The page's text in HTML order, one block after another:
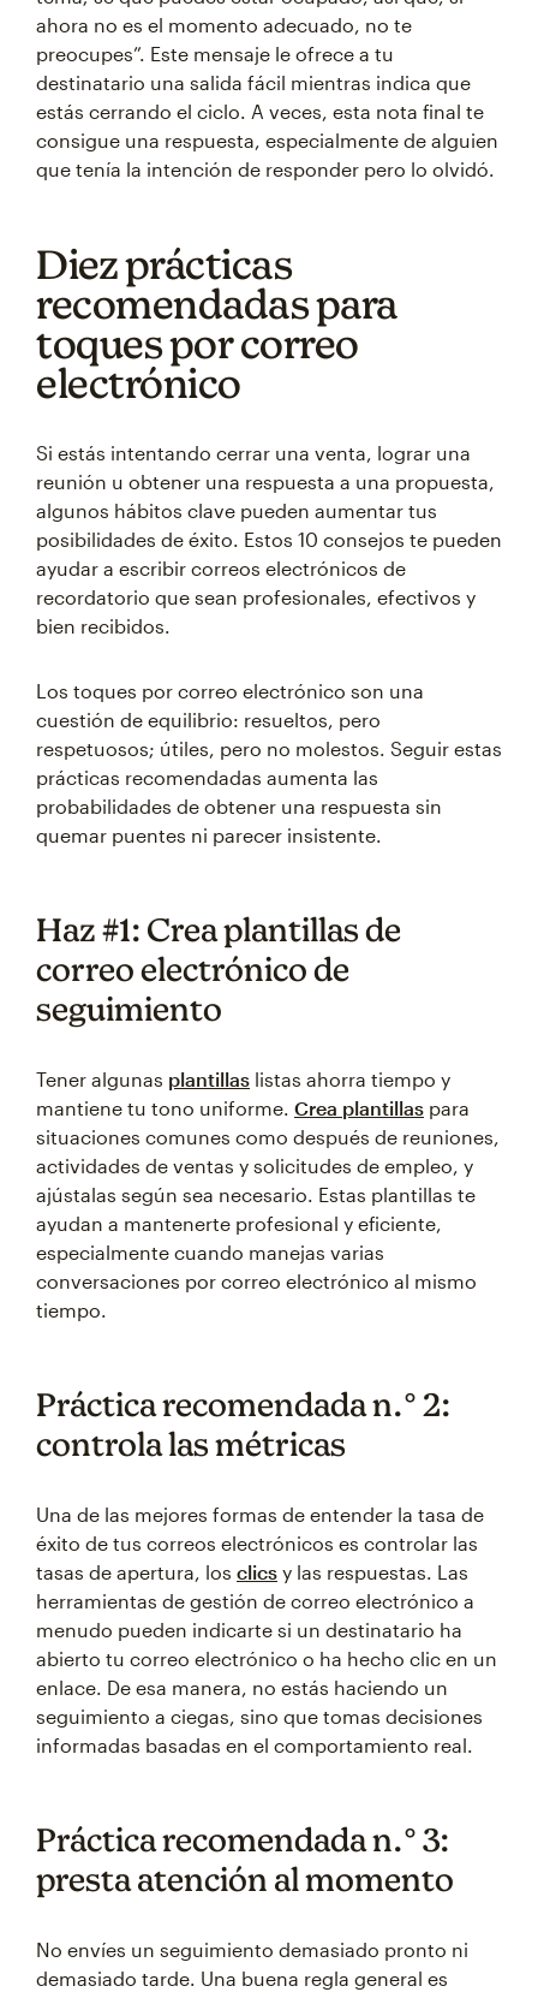
ahora no es el momento adecuado, no te
preocupes”. Este mensaje le ofrece a tu
destinatario una salida fácil mientras indica que
estás cerrando el ciclo. A veces, esta nota final te
consigue una respuesta, especialmente de alguien
que tenía la intención de responder pero lo olvidó.
Diez prácticas
recomendadas para
toques por correo
electrónico
Si estás intentando cerrar una venta, lograr una
reunión u obtener una respuesta a una propuesta,
algunos hábitos clave pueden aumentar tus
posibilidades de éxito. Estos 10 consejos te pueden
ayudar a escribir correos electrónicos de
recordatorio que sean profesionales, efectivos y
bien recibidos.
Los toques por correo electrónico son una
cuestión de equilibrio: resueltos, pero
respetuosos; útiles, pero no molestos. Seguir estas
prácticas recomendadas aumenta las
probabilidades de obtener una respuesta sin
quemar puentes ni parecer insistente.
Haz #1: Crea plantillas de
correo electrónico de
seguimiento
Tener algunas plantillas listas ahorra tiempo y
mantiene tu tono uniforme. Crea plantillas para
situaciones comunes como después de reuniones,
actividades de ventas y solicitudes de empleo, y
ajústalas según sea necesario. Estas plantillas te
ayudan a mantenerte profesional y eficiente,
especialmente cuando manejas varias
conversaciones por correo electrónico al mismo
tiempo.
Práctica recomendada n.° 2:
controla las métricas
Una de las mejores formas de entender la tasa de
éxito de tus correos electrónicos es controlar las
tasas de apertura, los clics y las respuestas. Las
herramientas de gestión de correo electrónico a
menudo pueden indicarte si un destinatario ha
abierto tu correo electrónico o ha hecho clic en un
enlace. De esa manera, no estás haciendo un
seguimiento a ciegas, sino que tomas decisiones
informadas basadas en el comportamiento real.
Práctica recomendada n.° 3:
presta atención al momento
No envíes un seguimiento demasiado pronto ni
demasiado tarde. Una buena regla general es